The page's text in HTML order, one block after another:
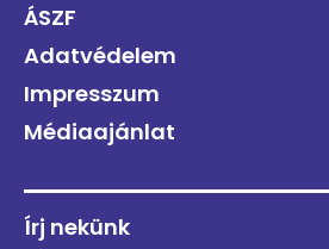
ÁSZF
Adatvédelem
Impresszum
Médiaajánlat
Írj nekünk